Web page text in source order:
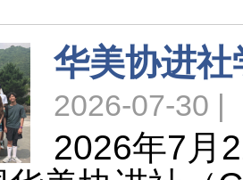
华美协进
2026-07-30 |
2026年7月